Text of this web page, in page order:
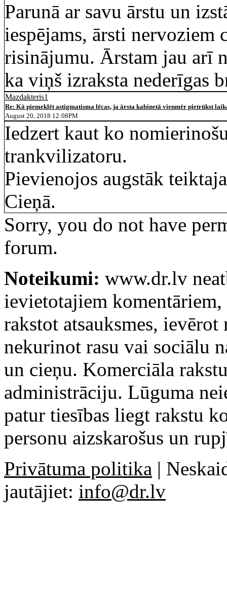
Parunā ar savu ārstu un
iespējams, ārsti nervoziem
risinājumu. Ārstam jau arī
ka viņš izraksta nederīgas
Mazdakteris1
Re: Kā piemeklēt astigmatisma lēcas, ja ārsta kabinetā vienmēr pietrūkst
August 20, 2018 12:08PM
Iedzert kaut ko
trankvilizatoru.
Pievienojos augstāk
Cieņā.
Sorry, you do not have
forum.
Noteikumi: www.dr.lv
ievietotajiem
rakstot atsauksmes,
nekurinot rasu vai sociālu
un cieņu. Komerciāla
administrāciju. Lūguma
patur tiesības liegt rakstu
personu aizskarošus un
Privātuma politika |
jautājiet: info@dr.lv